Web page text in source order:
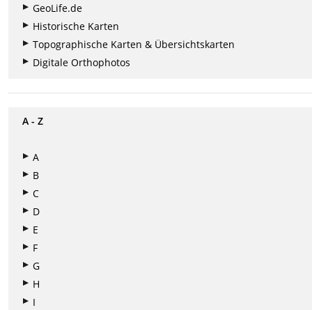
GeoLife.de
Historische Karten
Topographische Karten & Übersichtskarten
Digitale Orthophotos
A - Z
A
B
C
D
E
F
G
H
I